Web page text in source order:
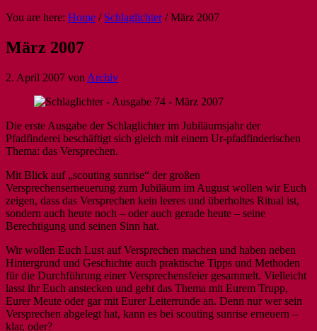
You are here: Home / Schlaglichter /März 2007
März 2007
2. April 2007 von Archiv
Die erste Ausgabe der Schlaglichter im Jubiläumsjahr der
Pfadfinderei beschäftigt sich gleich mit einem Ur-pfadfinderischen
Thema: das Versprechen.
Mit Blick auf „scouting sunrise“ der großen
Versprechenserneuerung zum Jubiläum im August wollen wir Euch
zeigen, dass das Versprechen kein leeres und überholtes Ritual ist,
sondern auch heute noch – oder auch gerade heute – seine
Berechtigung und seinen Sinn hat.
Wir wollen Euch Lust auf Versprechen machen und haben neben
Hintergrund und Geschichte auch praktische Tipps und Methoden
für die Durchführung einer Versprechensfeier gesammelt. Vielleicht
lasst ihr Euch anstecken und geht das Thema mit Eurem Trupp,
Eurer Meute oder gar mit Eurer Leiterrunde an. Denn nur wer sein
Versprechen abgelegt hat, kann es bei scouting sunrise erneuern –
klar, oder?